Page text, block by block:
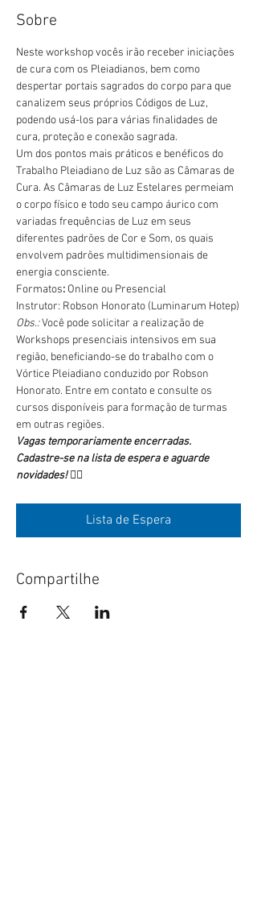
Sobre
Neste workshop vocês irão receber iniciações
de cura com os Pleiadianos, bem como
despertar portais sagrados do corpo para que
canalizem seus próprios Códigos de Luz,
podendo usá-los para várias finalidades de
cura, proteção e conexão sagrada.
Um dos pontos mais práticos e benéficos do
Trabalho Pleiadiano de Luz são as Câmaras de
Cura. As Câmaras de Luz Estelares permeiam
o corpo físico e todo seu campo áurico com
variadas frequências de Luz em seus
diferentes padrões de Cor e Som, os quais
envolvem padrões multidimensionais de
energia consciente.
Formatos: Online ou Presencial
Instrutor: Robson Honorato (Luminarum Hotep)
Obs.: Você pode solicitar a realização de
Workshops presenciais intensivos em sua
região, beneficiando-se do trabalho com o
Vórtice Pleiadiano conduzido por Robson
Honorato. Entre em contato e consulte os
cursos disponíveis para formação de turmas
em outras regiões.
Vagas temporariamente encerradas.
Cadastre-se na lista de espera e aguarde
novidades! 👇🏻
Lista de Espera
Compartilhe